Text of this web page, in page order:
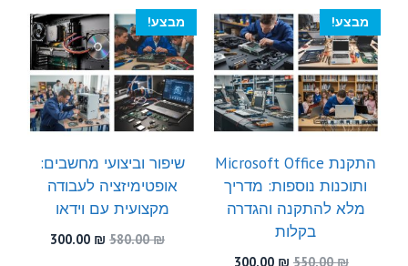
470.00 ₪.
300.00 ₪.
470.00 ₪.
300.00 ₪.
מבצע!
התקנת Microsoft Office
ותוכנות נוספות: מדריך
מלא להתקנה והגדרה
בקלות
550.00₪ המחיר
300.00 ₪
מבצע!
שיפור וביצועי מחשבים:
אופטימיזציה לעבודה
מקצועית עם וידאו
580.00₪
המחיר
300.00 ₪
המחיר